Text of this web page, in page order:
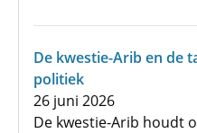
De kwestie-Arib en de
politiek
26 juni 2026
De kwestie-Arib houdt